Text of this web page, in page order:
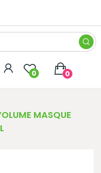
0 0
MASQUE